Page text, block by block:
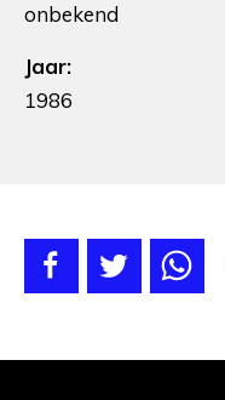
onbekend
Jaar:
1986